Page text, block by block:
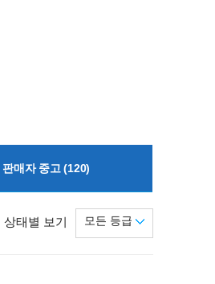
판매자 중고 (120)
상태별 보기 모든 등급